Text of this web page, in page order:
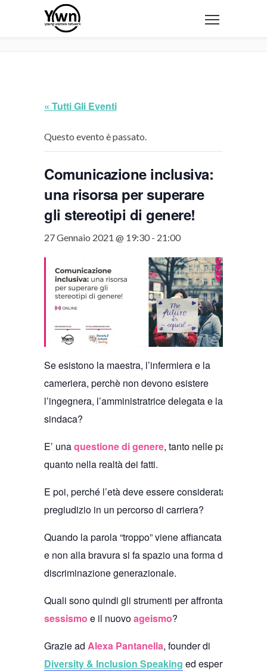
« Tutti Gli Eventi
Questo evento è passato.
Comunicazione inclusiva:
una risorsa per superare
gli stereotipi di genere!
27 Gennaio 2021 @ 19:30 - 21:00
Se esistono la maestra, l’infermiera e la
cameriera, perchè non devono esistere
l’ingegnera, l’amministratrice delegata e la
sindaca?
E’ unaquestione di genere, tanto nelle parole
quanto nella realtà dei fatti.
E poi, perché l’età deve essere considerata un
pregiudizio in un percorso di carriera?
Quando la parola “troppo” viene affiancata all’età
e non alla bravura si fa spazio una forma di
discriminazione generazionale.
Quali sono quindi gli strumenti per affrontare il
sessismo e il nuovoageismo?
Grazie ad Alexa Pantanella, founder di
Diversity & Inclusion Speaking ed esperta di